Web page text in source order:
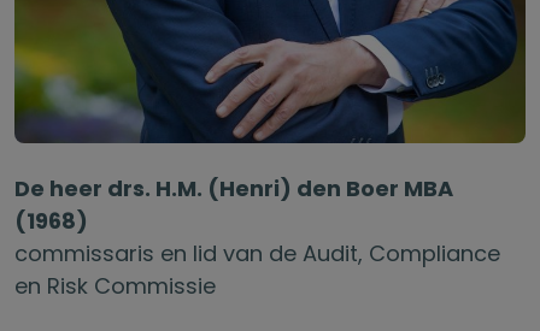
De heer drs. H.M. (Henri) den Boer MBA
(1968)
commissaris en lid van de Audit, Compliance
en Risk Commissie